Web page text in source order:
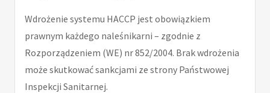
Wdrożenie systemu HACCP jest obowiązkiem
prawnym każdego naleśnikarni – zgodnie z
Rozporządzeniem (WE) nr 852/2004. Brak wdrożenia
może skutkować sankcjami ze strony Państwowej
Inspekcji Sanitarnej.